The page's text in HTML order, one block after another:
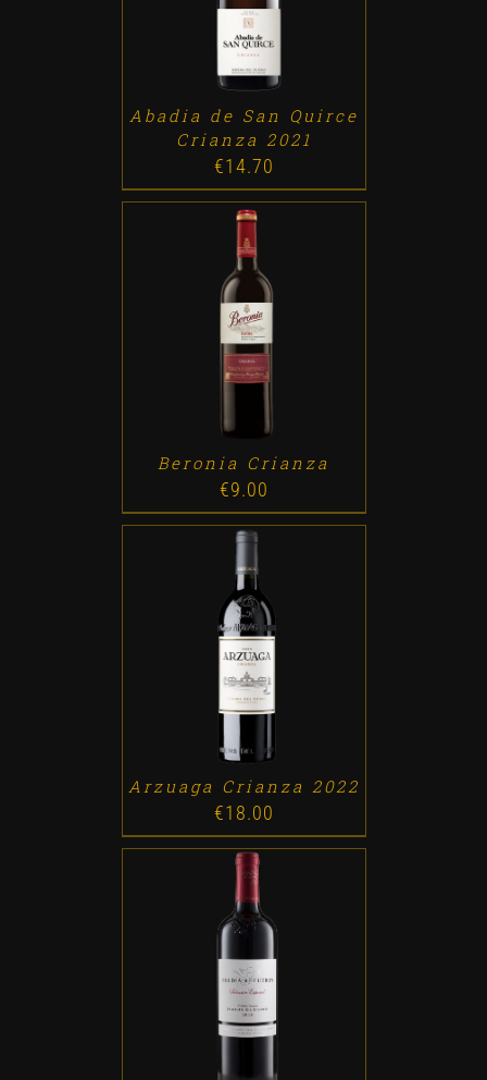
Abadia de San Quirce
Crianza 2021
€14.70
ADD TO CART /
Beronia Crianza
€9.00
ADD TO CART /
Arzuaga Crianza 2022
€18.00
ADD TO CART /